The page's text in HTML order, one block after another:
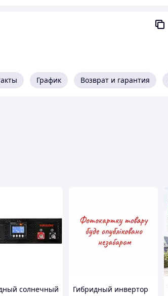
не мешающий электроприборам,
График Возврат и гарантия
солнечный
Гибридный инвертор